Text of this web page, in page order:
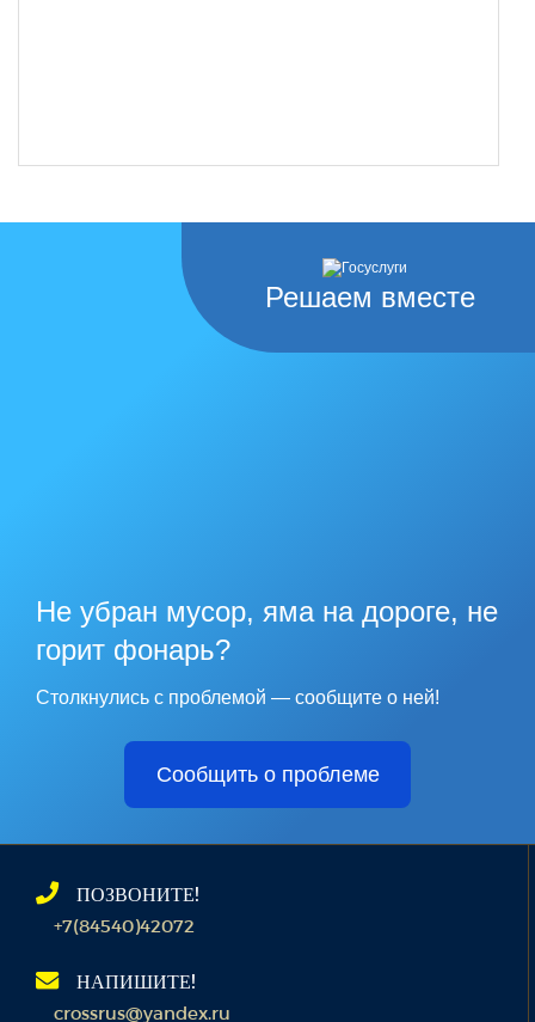
Решаем вместе
Не убран мусор, яма на дороге, не
горит фонарь?
Столкнулись с проблемой — сообщите о ней!
Сообщить о проблеме
ПОЗВОНИТЕ!
+7(84540)42072
НАПИШИТЕ!
crossrus@yandex.ru